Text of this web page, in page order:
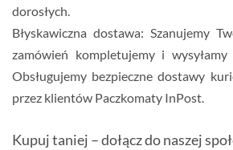
dorosłych.
Błyskawiczna dostawa: Szanujemy
zamówień kompletujemy i
Obsługujemy bezpieczne dostawy
przez klientów Paczkomaty InPost.
Kupuj taniej – dołącz do naszej